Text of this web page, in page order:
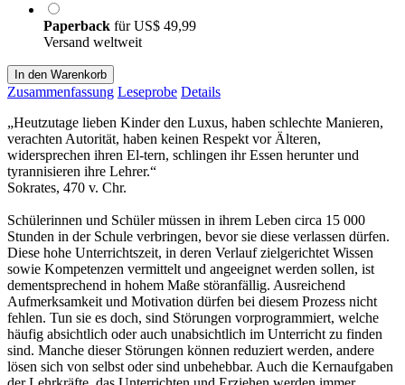
Paperback fürUS$ 49,99
Versand weltweit
In den Warenkorb
Zusammenfassung Leseprobe Details
„Heutzutage lieben Kinder den Luxus, haben schlechte Manieren,
verachten Autorität, haben keinen Respekt vor Älteren,
widersprechen ihren El-tern, schlingen ihr Essen herunter und
tyrannisieren ihre Lehrer.“
Sokrates, 470 v. Chr.
Schülerinnen und Schüler müssen in ihrem Leben circa 15 000
Stunden in der Schule verbringen, bevor sie diese verlassen dürfen.
Diese hohe Unterrichtszeit, in deren Verlauf zielgerichtet Wissen
sowie Kompetenzen vermittelt und angeeignet werden sollen, ist
dementsprechend in hohem Maße störanfällig. Ausreichend
Aufmerksamkeit und Motivation dürfen bei diesem Prozess nicht
fehlen. Tun sie es doch, sind Störungen vorprogrammiert, welche
häufig absichtlich oder auch unabsichtlich im Unterricht zu finden
sind. Manche dieser Störungen können reduziert werden, andere
lösen sich von selbst oder sind unbehebbar. Auch die Kernaufgaben